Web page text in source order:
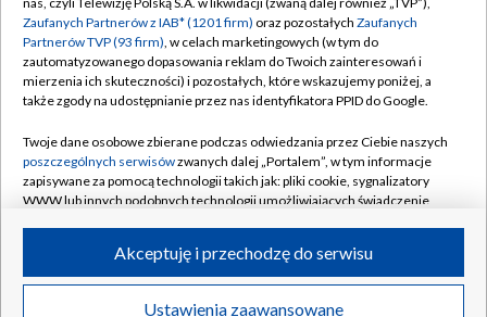
Emisja w TVP
Centrum informacji TVP
Naziemna Telewizja Cyfrowa
Rada Programowa
System NOS
Informacje o nadawcy
Program dla prasy
Polityka prywatności
Moje zgody
Pomoc
Kontakt
Kanały
©2026 Telewizja Polska S.A. w likwidacji
Zaufanych Partnerów z IAB* (1201 firm) oraz pozostałych Zaufanych
Partnerów TVP (93 firm), w celach marketingowych (w tym do
zautomatyzowanego dopasowania reklam do Twoich zainteresowań i
mierzenia ich skuteczności) i pozostałych, które wskazujemy poniżej, a
także zgody na udostępnianie przez nas identyfikatora PPID do Google.
Twoje dane osobowe zbierane podczas odwiedzania przez Ciebie naszych
poszczególnych serwisówzwanych dalej „Portalem”, w tym informacje
zapisywane za pomocą technologii takich jak: pliki cookie, sygnalizatory
WWW lub innych podobnych technologii umożliwiających świadczenie
ruchu w Internecie.
Twoje dane osobowe zbierane podczas odwiedzania przez Ciebie
Ustawienia zaawansowane
Akceptuję i przechodzę do serwisu